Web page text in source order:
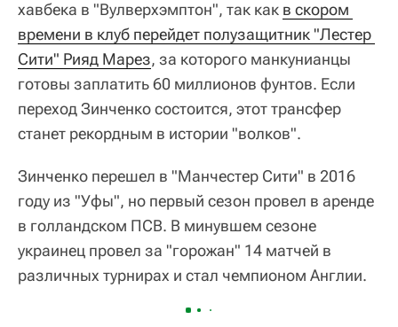
хавбека в "Вулверхэмптон", так как в скором
времени в клуб перейдет полузащитник "Лестер
Сити" Рияд Марез, за которого манкунианцы
готовы заплатить 60 миллионов фунтов. Если
переход Зинченко состоится, этот трансфер
станет рекордным в истории "волков".
Зинченко перешел в "Манчестер Сити" в 2016
году из "Уфы", но первый сезон провел в аренде
в голландском ПСВ. В минувшем сезоне
украинец провел за "горожан" 14 матчей в
различных турнирах и стал чемпионом Англии.